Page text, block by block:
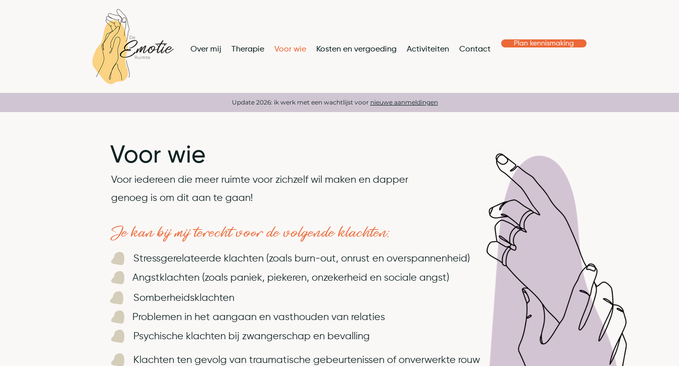
Over mij Therapie Voor wie Kosten en vergoeding Activiteiten Contact
Plan kennismaking
Voor wie
Stressgerelateerde klachten (zoals burn-out, onrust en overspannenheid)
Angstklachten (zoals paniek, piekeren, onzekerheid en sociale angst)
Somberheidsklachten
Problemen in het aangaan en vasthouden van relaties
Je kan bij mij terecht voor de volgende klachten:
Psychische klachten bij zwangerschap en bevalling
Klachten ten gevolg van traumatische gebeurtenissen of onverwerkte rouw
Voor iedereen die meer ruimte voor zichzelf wil maken en dapper
genoeg is om dit aan te gaan!
Update 2026: ik werk met een wachtlijst voor nieuwe aanmeldingen